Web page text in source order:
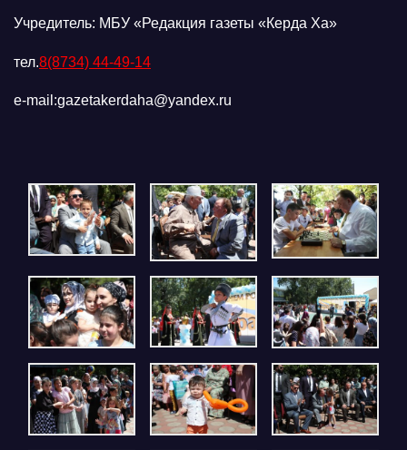
Учредитель: МБУ «Редакция газеты «Керда Ха»
тел.8(8734) 44-49-14
e-mail:gazetakerdaha@yandex.ru